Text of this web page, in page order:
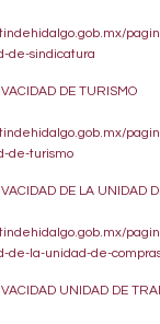
de-sindicatura
DE TURISMO
de-turismo
DE LA UNIDAD
de-la-unidad-de-
UNIDAD DE